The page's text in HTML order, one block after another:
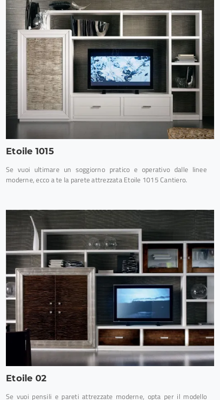
Etoile 1015
Se vuoi ultimare un soggiorno pratico e operativo dalle linee
moderne, ecco a te la parete attrezzata Etoile 1015 Cantiero.
Etoile 02
Se vuoi pensili e pareti attrezzate moderne, opta per il modello